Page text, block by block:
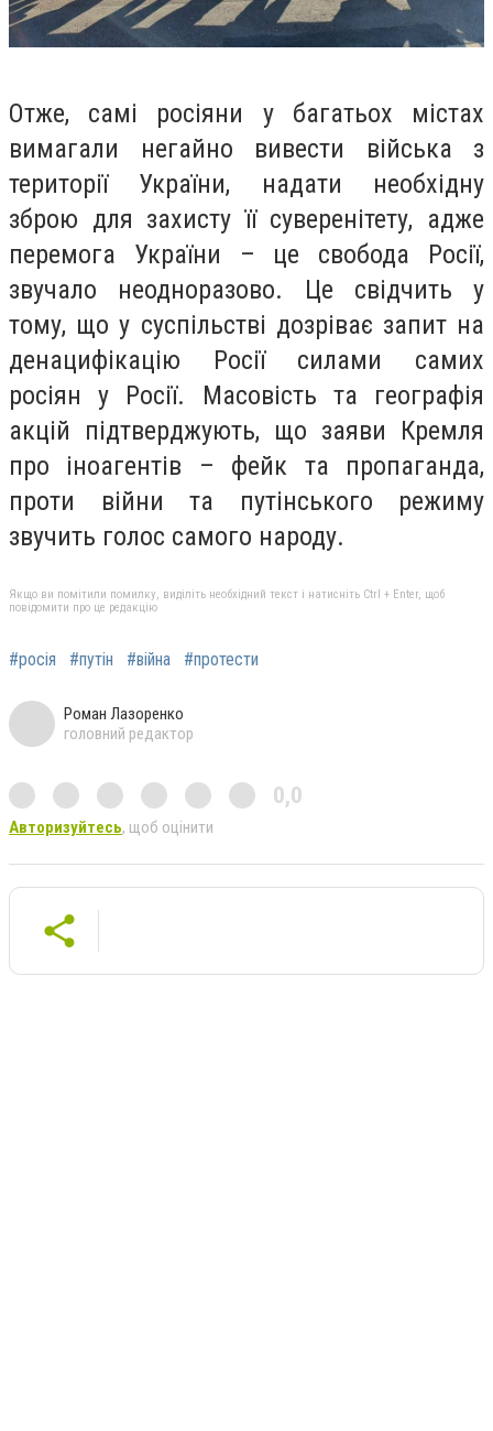
Отже, самі росіяни у багатьох містах
вимагали негайно вивести війська з
території України, надати необхідну
зброю для захисту її суверенітету, адже
перемога України – це свобода Росії,
звучало неодноразово. Це свідчить у
тому, що у суспільстві дозріває запит на
денацифікацію Росії силами самих
росіян у Росії. Масовість та географія
акцій підтверджують, що заяви Кремля
про іноагентів – фейк та пропаганда,
проти війни та путінського режиму
звучить голос самого народу.
Якщо ви помітили помилку, виділіть необхідний текст і натисніть Ctrl + Enter, щоб
повідомити про це редакцію
#росія #путін #війна #протести
Роман Лазоренко
головний редактор
0,0
Авторизуйтесь, щоб оцінити